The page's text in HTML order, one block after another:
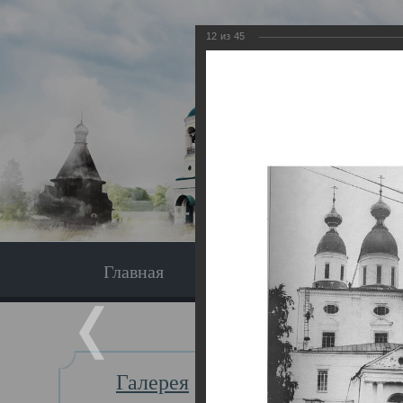
Главная Экскурсия
Галерея
Главная
12 из 45